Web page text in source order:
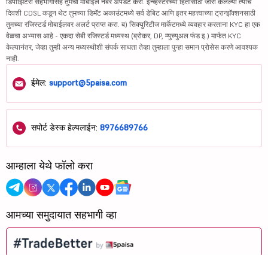
दिवशी CDSL कडून थेट तुमच्या डिमॅट अकाउंटमध्ये सर्व डेबिट आणि इतर महत्त्वाच्या ट्रान्झॅक्शनसाठी
तुमच्या रजिस्टर्ड मोबाईलवर अलर्ट प्राप्त करा. ब) सिक्युरिटीज मार्केटमध्ये व्यवहार करताना KYC हा एक
वेळचा अभ्यास आहे - एकदा सेबी रजिस्टर्ड मध्यस्थ (ब्रोकर, DP, म्युच्युअल फंड इ.) मार्फत KYC
केल्यानंतर, जेव्हा तुम्ही अन्य मध्यस्थीशी संपर्क साधता तेव्हा तुम्हाला पुन्हा समान प्रोसेस करणे आवश्यक
नाही.
ईमेल: support@5paisa.com
सपोर्ट डेस्क हेल्पलाईन: 8976689766
आम्हाला येथे फॉलो करा
आमच्या समुदायात सहभागी व्हा